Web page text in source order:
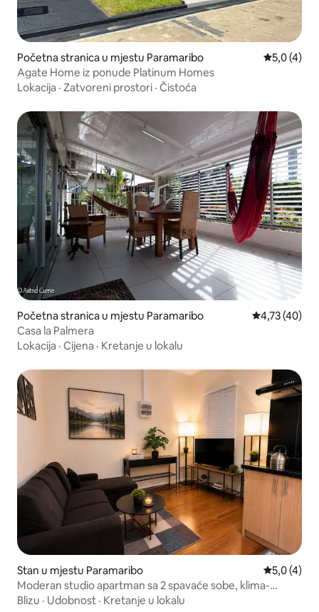
Početna stranica u mjestu Paramaribo prosječna
5,0 (4)
Agate Home iz ponude Platinum Homes
Lokacija · Zatvoreni prostori · Čistoća
Početna stranica u mjestu Paramaribo prosječna
4,73 (40)
Casa la Palmera
Lokacija · Cijena · Kretanje u lokalu
Stan u mjestu Paramaribo prosječna
5,0 (4)
Moderan studio apartman sa 2 spavaće sobe, klima-
uređajem i Wi-Fi mrežom u severnom Paramaribu
Blizu · Udobnost · Kretanje u lokalu